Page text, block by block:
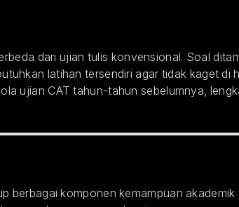
dari ujian tulis konvensional. Soal
latihan tersendiri agar tidak kaget di
ujian CAT tahun-tahun sebelumnya,
berbagai komponen kemampuan akademik